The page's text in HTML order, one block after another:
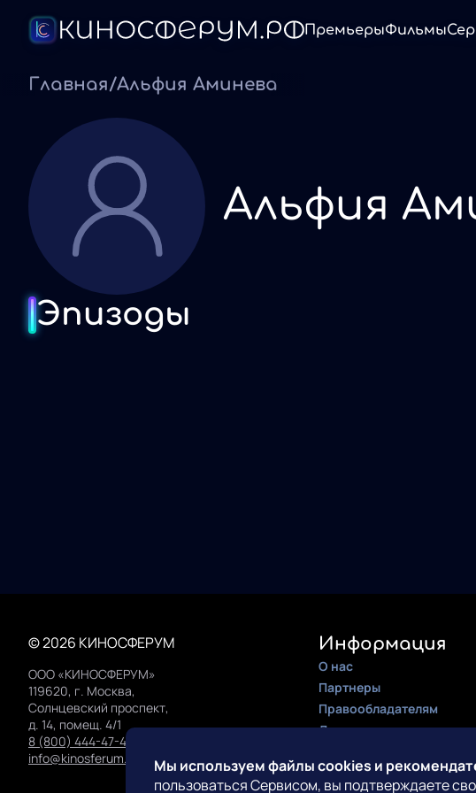
ПремьерыФильмы
Главная/Альфия Аминева
Альфия
Эпизоды
Мы используем файлы cookies и
пользоваться Сервисом, вы подтверждаете
© 2026 КИНОСФЕРУМ
ООО «КИНОСФЕРУМ»
119620, г. Москва,
Солнцевский проспект,
д. 14, помещ. 4/1
8 (800) 444-47-42
info@kinosferum.org
Информация
О нас
Партнеры
Правообладателям
Документация